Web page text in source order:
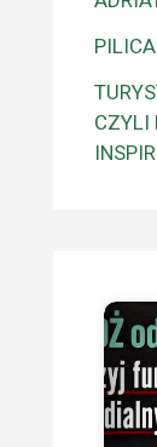
CZYLI